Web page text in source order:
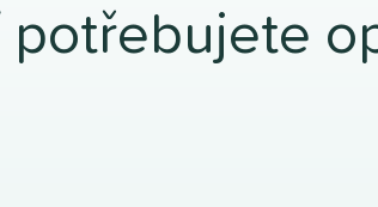
potřebujete